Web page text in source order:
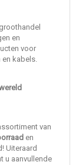
en
voor
kabels.
van
en
Uiteraard
u aanvullende